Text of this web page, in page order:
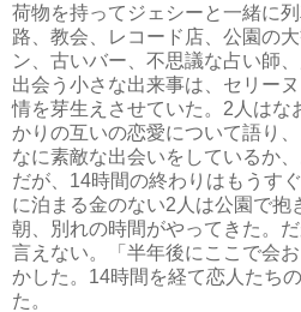
荷物を持ってジェシーと一緒に
路、教会、レコード店、公園の
ン、古いバー、不思議な占い師
出会う小さな出来事は、セリー
情を芽生えさせていた。2人はな
かりの互いの恋愛について語り
なに素敵な出会いをしているか
だが、14時間の終わりはもうす
に泊まる金のない2人は公園で抱
朝、別れの時間がやってきた。
言えない。「半年後にここで会
かした。14時間を経て恋人たち
た。